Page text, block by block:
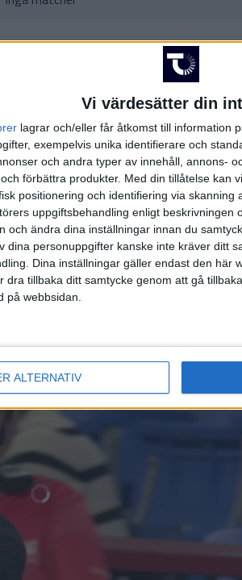
Vi värdesätter din
lagrar och/eller får åtkomst till information
exempelvis unika identifierare och
och andra typer av innehåll, annons-
förbättra produkter. Med din tillåtelse kan
positionering och identifiering via skanning
uppgiftsbehandling enligt beskrivningen
och ändra dina inställningar innan du
dina personuppgifter kanske inte kräver ditt
Dina inställningar gäller endast den här
dra tillbaka ditt samtycke genom att gå
på webbsidan.
ALTERNATIV
Inga matcher
Inga matcher
hela TV-tablån